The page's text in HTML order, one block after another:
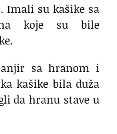
Imali su kašike sa
koje su bile
sa hranom i
kašike bila duža
da hranu stave u